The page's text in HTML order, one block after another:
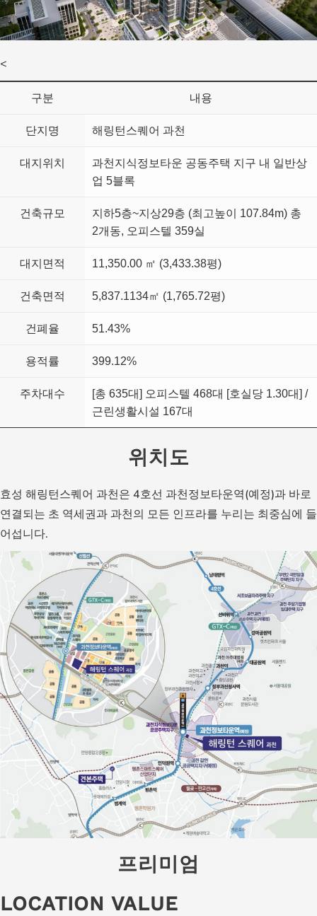
<
구분 내용
단지명 해링턴스퀘어 과천
대지위치
과천지식정보타운 공동주택 지구 내 일반상
업 5블록
건축규모
지하5층~지상29층 (최고높이 107.84m) 총
2개동, 오피스텔 359실
대지면적 11,350.00 ㎡ (3,433.38평)
건축면적 5,837.1134㎡ (1,765.72평)
건폐율 51.43%
용적률 399.12%
주차대수
[총 635대] 오피스텔 468대 [호실당 1.30대] /
근린생활시설 167대
위치도
효성 해링턴스퀘어 과천은 4호선 과천정보타운역(예정)과 바로
연결되는 초 역세권과 과천의 모든 인프라를 누리는 최중심에 들
어섭니다.
프리미엄
LOCATION VALUE